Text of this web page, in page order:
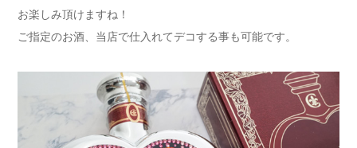
お楽しみ頂けますね！
ご指定のお酒、当店で仕入れてデコする事も可能です。